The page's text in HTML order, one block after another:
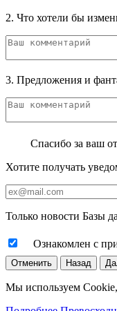
2. Что хотели бы
3. Предложения и
Спасибо за ваш
Хотите получать
Только новости Базы
Ознакомлен с
Отменить Назад
Мы используем